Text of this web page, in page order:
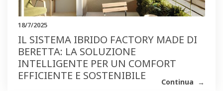
18/7/2025
IL SISTEMA IBRIDO FACTORY MADE DI
BERETTA: LA SOLUZIONE
INTELLIGENTE PER UN COMFORT
EFFICIENTE E SOSTENIBILE
Continua